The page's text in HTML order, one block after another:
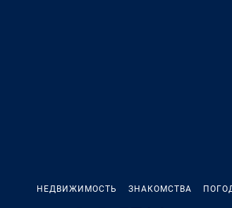
НЕДВИЖИМОСТЬ ЗНАКОМСТВА